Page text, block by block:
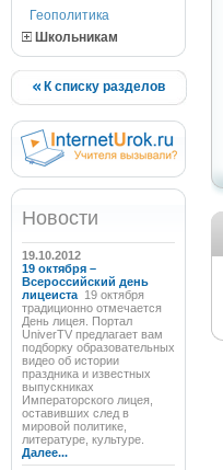
Геополитика
Школьникам
К списку разделов
Новости
19.10.2012
19 октября –
Всероссийский день
лицеиста 19 октября
традиционно отмечается
День лицея. Портал
UniverTV предлагает вам
подборку образовательных
видео об истории
праздника и известных
выпускниках
Императорского лицея,
оставивших след в
мировой политике,
литературе, культуре.
Далее...